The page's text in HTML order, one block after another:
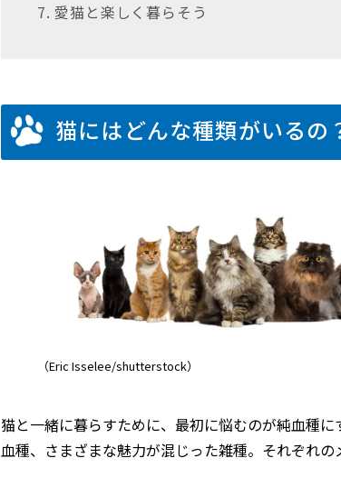
7. 愛猫と楽しく暮らそう
猫にはどんな種類がいるの
（Eric Isselee/shutterstock）
猫と一緒に暮らすために、最初に悩むのが純血種
血種、さまざまな魅力が混じった雑種。それぞれの